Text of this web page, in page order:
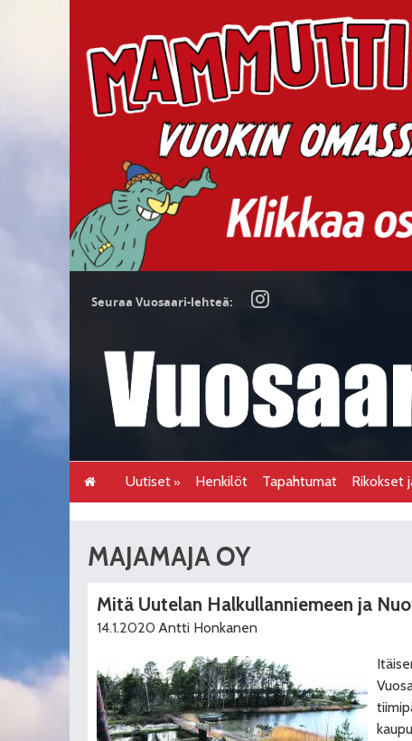
Seuraa Vuosaari-lehteä:
Uutiset Henkilöt Tapahtumat Rikokset
MAJAMAJA OY
Mitä Uutelan Halkullanniemeen ja
14.1.2020 Antti Honkanen